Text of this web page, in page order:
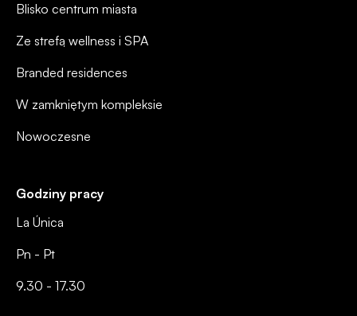
Godziny pracy
La Única
Pn - Pt
9.30 - 17.30
Blisko centrum miasta
Ze strefą wellness i SPA
Branded residences
W zamkniętym kompleksie
Nowoczesne